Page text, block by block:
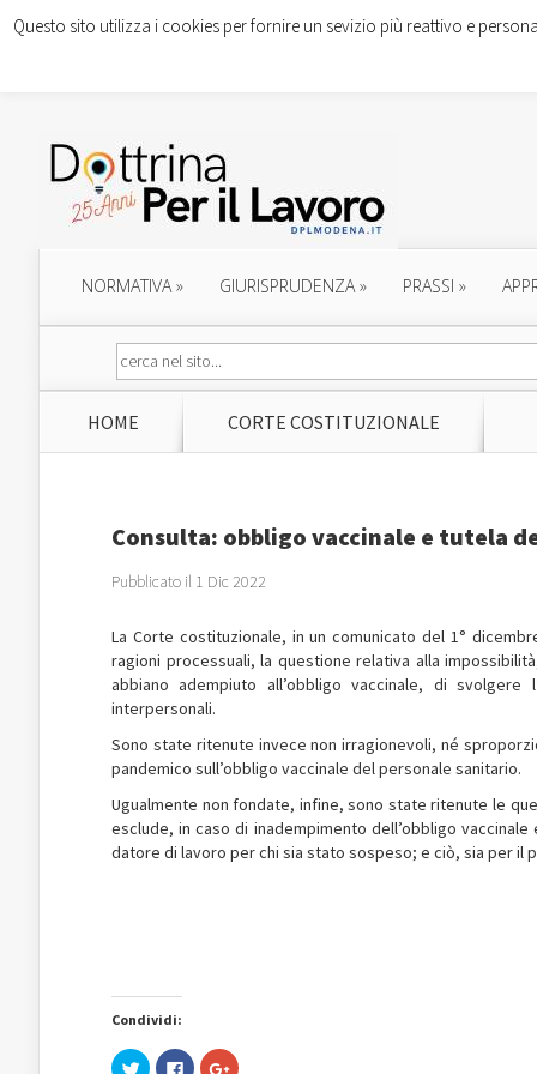
NORMATIVA» GIURISPRUDENZA» PRASSI »
HOME CORTE COSTITUZIONALE
Consulta: obbligo vaccinale e tutela
Pubblicato il 1 Dic 2022
La Corte costituzionale, in un comunicato del 1°
ragioni processuali, la questione relativa alla
abbiano adempiuto all’obbligo vaccinale, di
interpersonali.
Sono state ritenute invece non irragionevoli, né
pandemico sull’obbligo vaccinale del personale sanitario.
Ugualmente non fondate, infine, sono state ritenute le
esclude, in caso di inadempimento dell’obbligo
datore di lavoro per chi sia stato sospeso; e ciò, sia per il
Condividi:
Fai Fai Fai
Questo sito utilizza i cookies per fornire un sevizio più reattivo e